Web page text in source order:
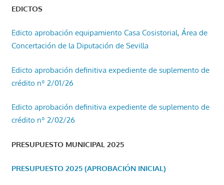
EDICTOS
Edicto aprobación equipamiento Casa Cosistorial, Área de
Concertación de la Diputación de Sevilla
Edicto aprobación definitiva expediente de suplemento de
crédito nº 2/01/26
Edicto aprobación definitiva expediente de suplemento de
crédito nº 2/02/26
PRESUPUESTO MUNICIPAL 2025
PRESUPUESTO 2025 (APROBACIÓN INICIAL)